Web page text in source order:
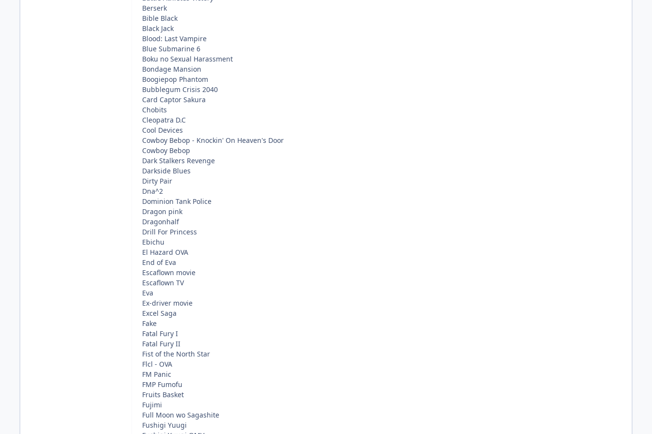
Berserk
Bible Black
Black Jack
Blood: Last Vampire
Blue Submarine 6
Boku no Sexual Harassment
Bondage Mansion
Boogiepop Phantom
Bubblegum Crisis 2040
Card Captor Sakura
Chobits
Cleopatra D.C
Cool Devices
Cowboy Bebop - Knockin' On Heaven's Door
Cowboy Bebop
Dark Stalkers Revenge
Darkside Blues
Dirty Pair
Dna^2
Dominion Tank Police
Dragon pink
Dragonhalf
Drill For Princess
Ebichu
El Hazard OVA
End of Eva
Escaflown movie
Escaflown TV
Eva
Ex-driver movie
Excel Saga
Fake
Fatal Fury I
Fatal Fury II
Fist of the North Star
Flcl - OVA
FM Panic
FMP Fumofu
Fruits Basket
Fujimi
Full Moon wo Sagashite
Fushigi Yuugi